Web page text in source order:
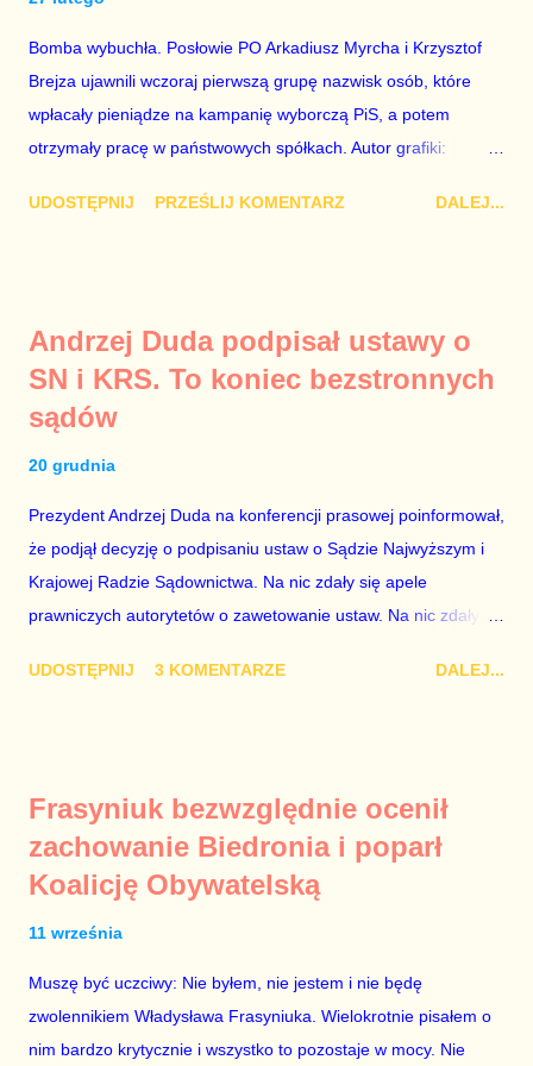
całego państwa. Zastrzeżenie „jeśli są prawdziwe” jest
konieczne, ponieważ mamy do czynienia z medium o
wyjątkowo wątpliwej reputacji, ale mimo upływu czasu,
informacje nie zostały w żaden sposób zdementowane, a
oskarżany polityk milczy. Tygod...
Bomba wybuchła. Posłowie PO Arkadiusz Myrcha i Krzysztof
Brejza ujawnili wczoraj pierwszą grupę nazwisk osób, które
wpłacały pieniądze na kampanię wyborczą PiS, a potem
otrzymały pracę w państwowych spółkach. Autor grafiki:
polityków PO na ten temat. Pokazanie kilkunastu przypadków
PiS, a następnie uzyskują stanowiska w spółkach Skarbu
Państwa ze względu na to, że partia PiS obsadziła zarządy
tych spółek i wymienia profesjonalistów na kadry partyjne.
które zawsze może się zdarzyć, a polegającym na tym, że
osoba z kwalifikacjami wpłaca na partię polityczną, a następnie
obejmuje prace w spółce, która jest zarządzana pośrednio
przez ta partię. Przeciwnie. Przedstawienie pierwszej gr...
UDOSTĘPNIJ PRZEŚLIJ KOMENTARZ DALEJ...
Andrzej Duda podpisał ustawy o
SN i KRS. To koniec bezstronnych
sądów
20 grudnia
Prezydent Andrzej Duda na konferencji prasowej poinformował,
że podjął decyzję o podpisaniu ustaw o Sądzie Najwyższym i
Krajowej Radzie Sądownictwa. Na nic zdały się apele
prawniczych autorytetów o zawetowanie ustaw. Na nic zdały
ostatecznie zniszczy niezależność sądów od woli polityków. To
Ziobro. Żenujące są tłumaczenia Dudy, że podpisał ustawy, bo
to jego ustawy. Prawda jest taka, że poprawki partii rządzącej
do tych ustaw były bardziej obszerne niż projekty ustaw
wyłącznie o jego władzę nad sądownictwem kosztem władzy
Zbigniewa Ziobry. W poprzednich ustawach Ziobro miał 100%
władzy nad sądami, a Duda 0%. W nowych ustawach Ziobro
UDOSTĘPNIJ 3 KOMENTARZE DALEJ...
Frasyniuk bezwzględnie ocenił
zachowanie Biedronia i poparł
Koalicję Obywatelską
11 września
Muszę być uczciwy: Nie byłem, nie jestem i nie będę
zwolennikiem Władysława Frasyniuka. Wielokrotnie pisałem o
nim bardzo krytycznie i wszystko to pozostaje w mocy. Nie